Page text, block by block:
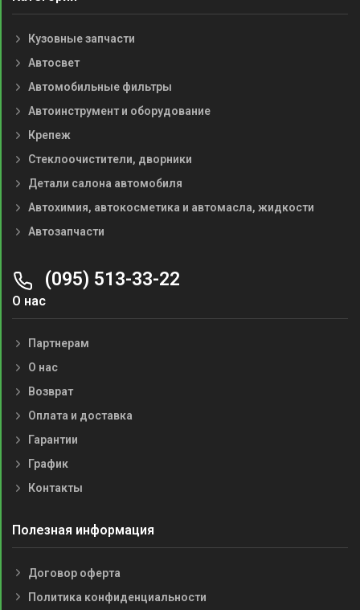
Кузовные запчасти
Автосвет
Автомобильные фильтры
Автоинструмент и оборудование
Крепеж
Стеклоочистители, дворники
Детали салона автомобиля
Автохимия, автокосметика и автомасла, жидкости
Автозапчасти
(095) 513-33-22
О нас
Партнерам
О нас
Возврат
Оплата и доставка
Гарантии
График
Контакты
Полезная информация
Договор оферта
Политика конфиденциальности